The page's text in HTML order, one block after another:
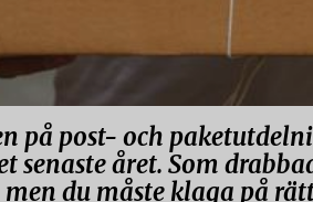
på post- och
senaste året. Som
du måste klaga på